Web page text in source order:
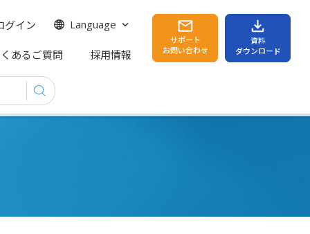
あるご質問 採用情報
グイン Language
サポート
お問い合わせ
資料
ダウンロード